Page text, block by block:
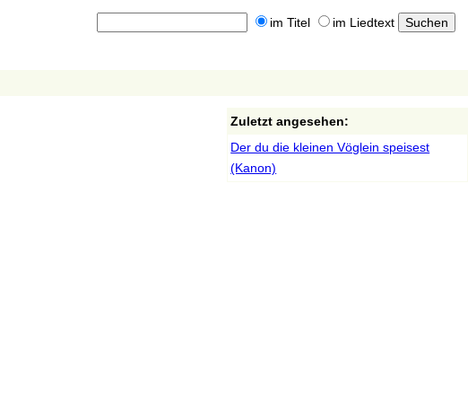
im Titel im Liedtext
Zuletzt angesehen:
Der du die kleinen Vöglein speisest
(Kanon)